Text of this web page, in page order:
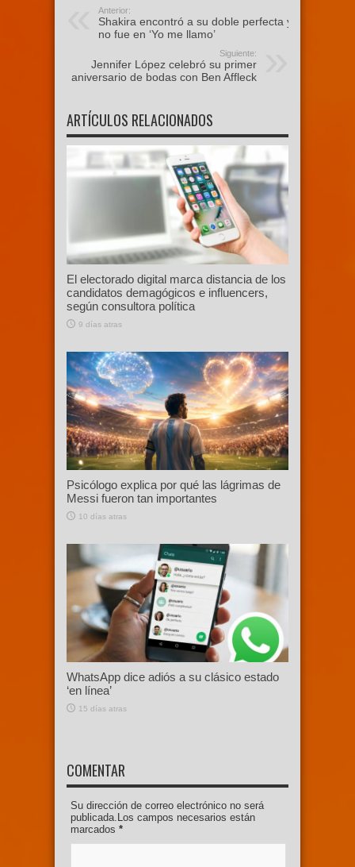
Anterior:
Shakira encontró a su doble perfecta y
no fue en ‘Yo me llamo’
Siguiente:
Jennifer López celebró su primer
aniversario de bodas con Ben Affleck
ARTÍCULOS RELACIONADOS
El electorado digital marca distancia de los
candidatos demagógicos e influencers,
según consultora política
9 días atras
Psicólogo explica por qué las lágrimas de
Messi fueron tan importantes
10 días atras
WhatsApp dice adiós a su clásico estado
‘en línea’
15 días atras
COMENTAR
Su dirección de correo electrónico no será
publicada.Los campos necesarios están
marcados *